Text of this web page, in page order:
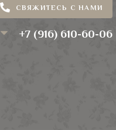
СВЯЖИТЕСЬ С НАМИ
+7 (916) 610-60-06